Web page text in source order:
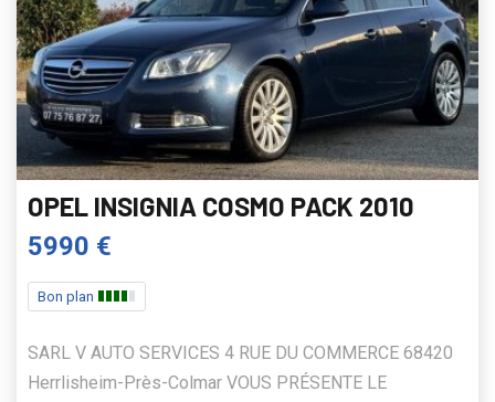
OPEL INSIGNIA COSMO PACK 2010
5990 €
Bon plan
SARL V AUTO SERVICES 4 RUE DU COMMERCE 68420
Herrlisheim-Près-Colmar VOUS PRÉSENTE LE